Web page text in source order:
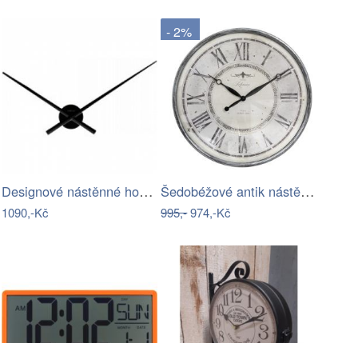
Designové nástěnné hodiny 3118zw…
1090,-Kč
- 2%
Šedobéžové antik nástěnné hodiny Hotel…
995,-974,-Kč